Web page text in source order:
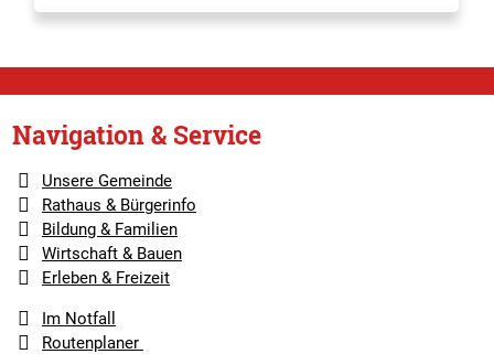
Navigation & Service
Unsere Gemeinde
Rathaus & Bürgerinfo
Bildung & Familien
Wirtschaft & Bauen
Erleben & Freizeit
Im Notfall
Routenplaner